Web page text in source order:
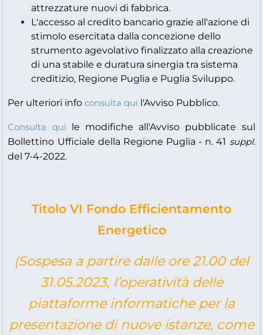
attrezzature nuovi di fabbrica.
L'accesso al credito bancario grazie all'azione di
stimolo esercitata dalla concezione dello
strumento agevolativo finalizzato alla creazione
di una stabile e duratura sinergia tra sistema
creditizio, Regione Puglia e Puglia Sviluppo.
Per ulteriori infoconsulta qui l'Avviso Pubblico.
Consulta qui le modifiche all'Avviso pubblicate sul
Bollettino Ufficiale della Regione Puglia - n. 41 suppl.
del 7-4-2022.
Titolo VI Fondo Efficientamento
Energetico
(Sospesa a partire dalle ore 21.00 del
31.05.2023, l’operatività delle
piattaforme informatiche per la
presentazione di nuove istanze, come